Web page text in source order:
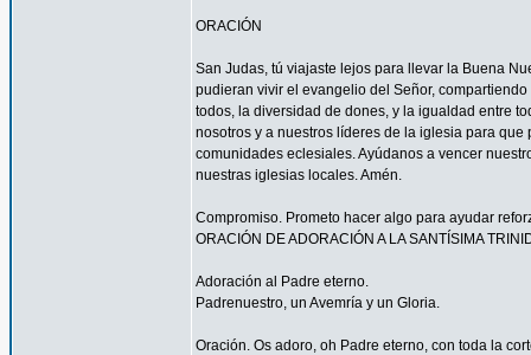
ORACIÓN
San Judas, tú viajaste lejos para llevar la Buena
pudieran vivir el evangelio del Señor,
todos, la diversidad de dones, y la igualdad entre
nosotros y a nuestros líderes de la iglesia para
comunidades eclesiales. Ayúdanos a vencer
nuestras iglesias locales. Amén.
Compromiso. Prometo hacer algo para ayudar
ORACIÓN DE ADORACIÓN A LA SANTÍSIMA
Adoración al Padre eterno.
Padrenuestro, un Avemría y un Gloria.
Oración. Os adoro, oh Padre eterno, con toda la